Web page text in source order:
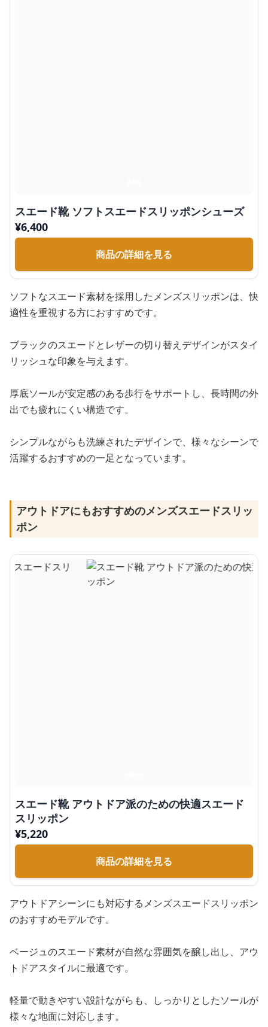
スエード靴 ソフトスエードスリッポンシューズ
¥6,400
商品の詳細を見る
ソフトなスエード素材を採用したメンズスリッポンは、快
適性を重視する方におすすめです。
ブラックのスエードとレザーの切り替えデザインがスタイ
リッシュな印象を与えます。
厚底ソールが安定感のある歩行をサポートし、長時間の外
出でも疲れにくい構造です。
シンプルながらも洗練されたデザインで、様々なシーンで
活躍するおすすめの一足となっています。
アウトドアにもおすすめのメンズスエードスリッ
ポン
スエード靴 アウトドア派のための快適スエード
スリッポン
¥5,220
商品の詳細を見る
アウトドアシーンにも対応するメンズスエードスリッポン
のおすすめモデルです。
ベージュのスエード素材が自然な雰囲気を醸し出し、アウ
トドアスタイルに最適です。
軽量で動きやすい設計ながらも、しっかりとしたソールが
様々な地面に対応します。